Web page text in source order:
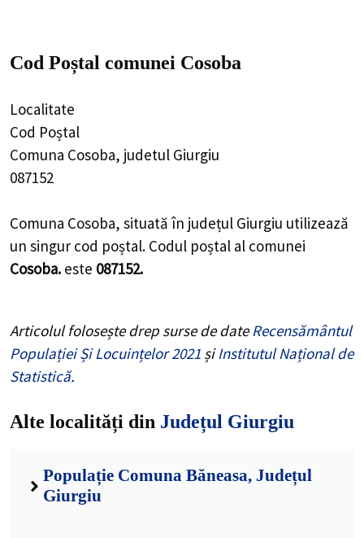
Cod Poștal comunei Cosoba
Localitate
Cod Poștal
Comuna Cosoba, judetul Giurgiu
087152
Comuna Cosoba, situată în județul Giurgiu utilizează
un singur cod poștal. Codul poștal al comunei
Cosoba. este 087152.
Articolul folosește drep surse de dateRecensământul
Populației Și Locuințelor 2021 șiInstitutul Național de
Statistică.
Alte localități din Județul Giurgiu
Populație Comuna Băneasa, Județul
Giurgiu